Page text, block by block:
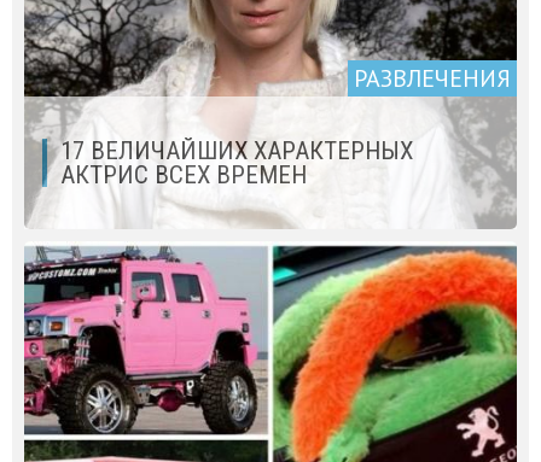
РАЗВЛЕЧЕНИЯ
17 ВЕЛИЧАЙШИХ ХАРАКТЕРНЫХ
АКТРИС ВСЕХ ВРЕМЕН